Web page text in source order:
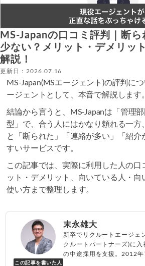
MS-Japanの口コミ評判｜断
少ない？メリット・デメリッ
解説！
更新日：2026.07.16
MS-Japan(MSエージェント)の評判に
ージェントとして、本音で解説します。
結論から言うと、MS-Japanは「管理
型」で、合う人にはかなり頼れる一方
と「断られた」「連絡が多い」「紹介
すいサービスです。
この記事では、実際に利用した人の口
ット・デメリット、向いている人・向
使い方まで整理します。
この記事を書いた人
末永雄大
新卒でリクルートエージェ
クルートパートナーズ)に
の中途採用を支援。2012